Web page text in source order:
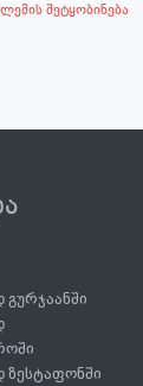
შეტყობინება
გურჯაანში
ზესტაფონში